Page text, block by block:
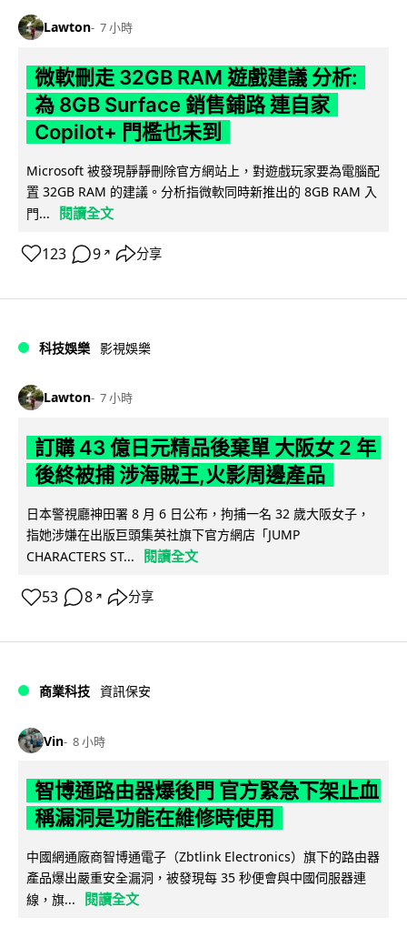
Lawton 7 小時
微軟刪走 32GB RAM 遊戲建議 分析:
為 8GB Surface 銷售鋪路 連自家
Copilot+ 門檻也未到
Microsoft 被發現靜靜刪除官方網站上，對遊戲玩家要為電腦配
置 32GB RAM 的建議。分析指微軟同時新推出的 8GB RAM 入
門...
閱讀全文
123 9 ↗ 分享
科技娛樂 影視娛樂
Lawton 7 小時
訂購 43 億日元精品後棄單 大阪女 2 年
後終被捕 涉海賊王,火影周邊產品
日本警視廳神田署 8 月 6 日公布，拘捕一名 32 歲大阪女子，
指她涉嫌在出版巨頭集英社旗下官方網店「JUMP
CHARACTERS ST...
閱讀全文
53 8 ↗ 分享
商業科技 資訊保安
Vin 8 小時
智博通路由器爆後門 官方緊急下架止血
稱漏洞是功能在維修時使用
中國網通廠商智博通電子（Zbtlink Electronics）旗下的路由器
產品爆出嚴重安全漏洞，被發現每 35 秒便會與中國伺服器連
線，旗...
閱讀全文